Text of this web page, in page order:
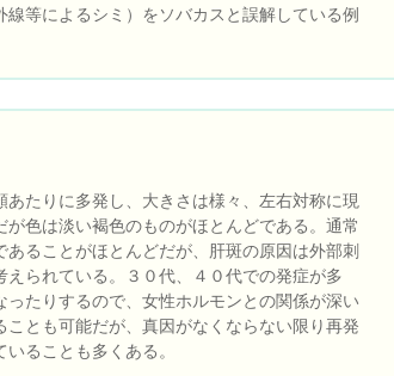
線等によるシミ）をソバカスと誤解している例
あたりに多発し、大きさは様々、左右対称に現
色は淡い褐色のものがほとんどである。通常
ることがほとんどだが、肝斑の原因は外部刺
えられている。３０代、４０代での発症が多
ったりするので、女性ホルモンとの関係が深い
ことも可能だが、真因がなくならない限り再発
ることも多くある。